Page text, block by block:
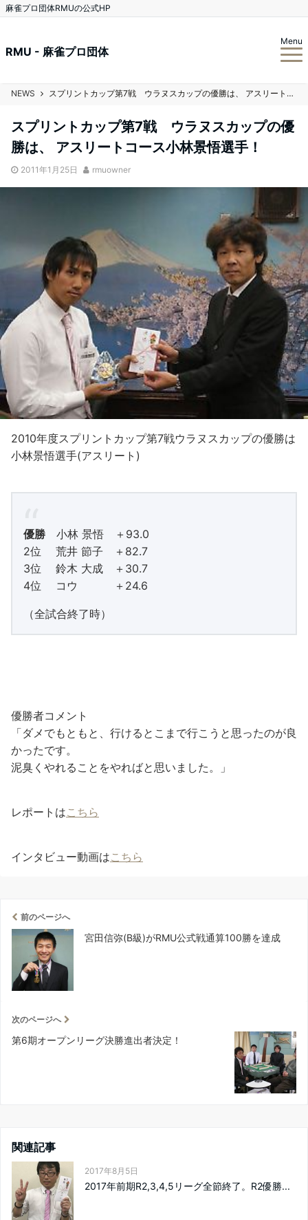
麻雀プロ団体RMUの公式HP
RMU - 麻雀プロ団体
Menu
NEWS スプリントカップ第7戦 ウラヌスカップの優勝は、 アスリートコース小林景悟選手！
スプリントカップ第7戦 ウラヌスカップの優
勝は、 アスリートコース小林景悟選手！
2011年1月25日 rmuowner
2010年度スプリントカップ第7戦ウラヌスカップの優勝は
小林景悟選手(アスリート)
優勝 小林 景悟 ＋93.0
2位 荒井 節子 ＋82.7
3位 鈴木 大成 ＋30.7
4位 コウ ＋24.6
（全試合終了時）
優勝者コメント
「ダメでもともと、行けるとこまで行こうと思ったのが良
かったです。
泥臭くやれることをやればと思いました。」
レポートはこちら
インタビュー動画はこちら
前のページへ
宮田信弥(B級)がRMU公式戦通算100勝を達成
次のページへ
第6期オープンリーグ決勝進出者決定！
関連記事
2017年8月5日
2017年前期R2,3,4,5リーグ全節終了。R2優勝...